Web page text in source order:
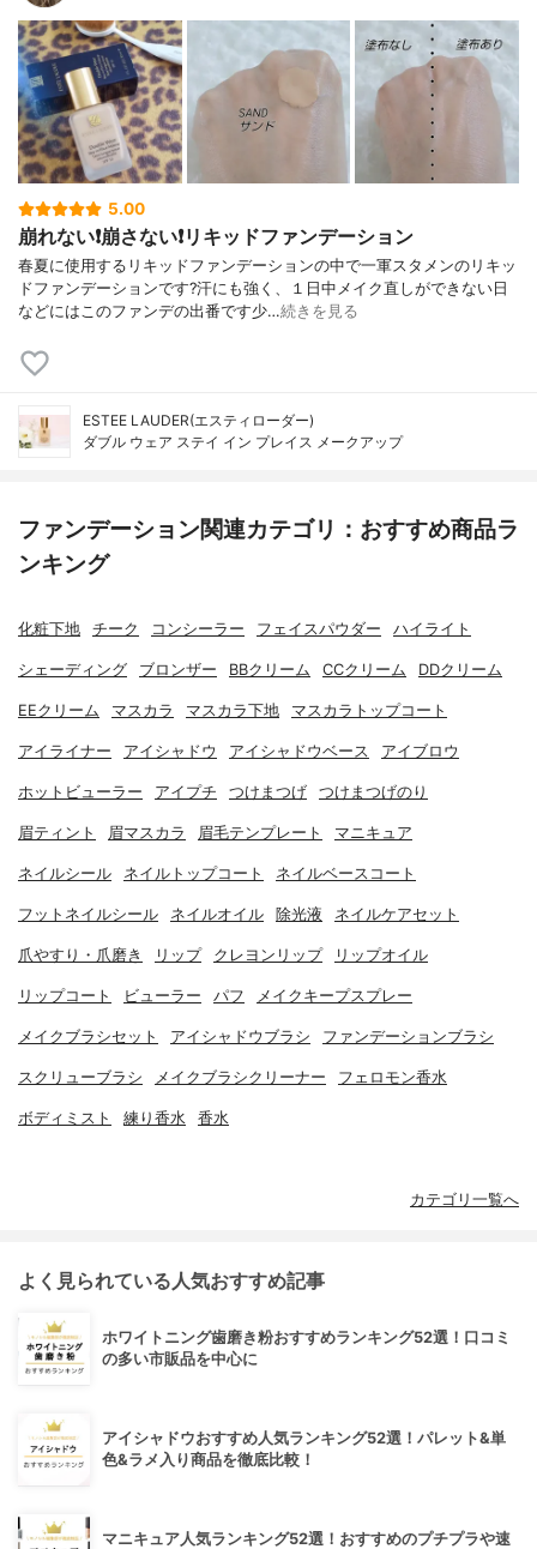
5.00
崩れない❗️崩さない❗️リキッドファンデーション
春夏に使用するリキッドファンデーションの中で一軍スタメンのリキッ
ドファンデーションです?汗にも強く、１日中メイク直しができない日
などにはこのファンデの出番です少…続きを見る
ESTEE LAUDER(エスティローダー)
ダブル ウェア ステイ イン プレイス メークアップ
ファンデーション関連カテゴリ：おすすめ商品ラ
ンキング
化粧下地 チーク コンシーラー フェイスパウダー ハイライト
シェーディング ブロンザー BBクリーム CCクリーム DDクリーム
EEクリーム マスカラ マスカラ下地 マスカラトップコート
アイライナー アイシャドウ アイシャドウベース アイブロウ
ホットビューラー アイプチ つけまつげ つけまつげのり
眉ティント 眉マスカラ 眉毛テンプレート マニキュア
ネイルシール ネイルトップコート ネイルベースコート
フットネイルシール ネイルオイル 除光液 ネイルケアセット
爪やすり・爪磨き リップ クレヨンリップ リップオイル
リップコート ビューラー パフ メイクキープスプレー
メイクブラシセット アイシャドウブラシ ファンデーションブラシ
スクリューブラシ メイクブラシクリーナー フェロモン香水
ボディミスト 練り香水 香水
カテゴリ一覧へ
よく見られている人気おすすめ記事
ホワイトニング歯磨き粉おすすめランキング52選！口コミ
の多い市販品を中心に
アイシャドウおすすめ人気ランキング52選！パレット&単
色&ラメ入り商品を徹底比較！
マニキュア人気ランキング52選！おすすめのプチプラや速